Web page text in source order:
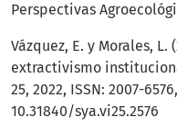
Perspectivas
Vázquez, E. y Morales,
extractivismo
25, 2022, ISSN: 2007-
10.31840/sya.vi25.2576